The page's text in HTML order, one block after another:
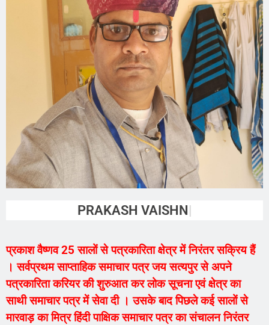
PRAKASH VAISHNAV
प्रकाश वैष्णव 25 सालों से पत्रकारिता क्षेत्र में निरंतर सक्रिय हैं
। सर्वप्रथम साप्ताहिक समाचार पत्र जय सत्यपुर से अपने
पत्रकारिता करियर की शुरुआत कर लोक सूचना एवं क्षेत्र का
साथी समाचार पत्र में सेवा दी । उसके बाद पिछले कई सालों से
मारवाड़ का मित्र हिंदी पाक्षिक समाचार पत्र का संचालन निरंतर